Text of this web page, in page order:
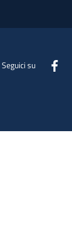
Seguici su